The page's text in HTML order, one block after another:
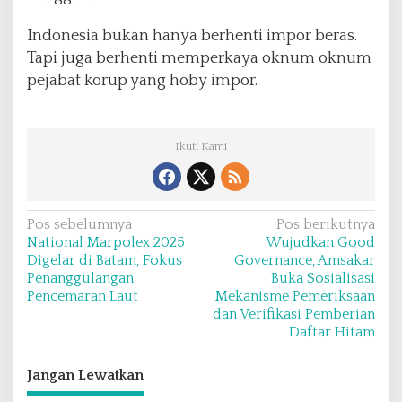
Indonesia bukan hanya berhenti impor beras.
Tapi juga berhenti memperkaya oknum oknum
pejabat korup yang hoby impor.
Ikuti Kami
N
a
v
i
s
Pos sebelumnya
National Marpolex 2025
Digelar di Batam, Fokus
Penanggulangan
Pencemaran Laut
Pos berikutnya
Wujudkan Good
Governance, Amsakar
Buka Sosialisasi
Mekanisme Pemeriksaan
dan Verifikasi Pemberian
Daftar Hitam
Jangan Lewatkan